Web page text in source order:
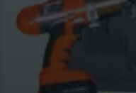
Silo
Skruvar